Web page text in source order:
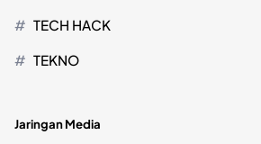
TECH HACK
TEKNO
Jaringan Media